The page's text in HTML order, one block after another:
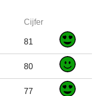
Cijfer
81
80
77